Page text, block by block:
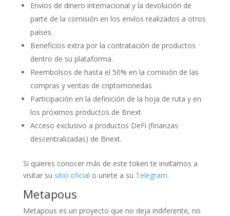
Envíos de dinero internacional y la devolución de
parte de la comisión en los envíos realizados a otros
países.
Beneficios extra por la contratación de productos
dentro de su plataforma.
Reembolsos de hasta el 50% en la comisión de las
compras y ventas de criptomonedas
Participación en la definición de la hoja de ruta y en
los próximos productos de Bnext
Acceso exclusivo a productos DeFi (finanzas
descentralizadas) de Bnext.
Si quieres conocer más de este token te invitamos a
visitar su sitio oficial o unirte a su Telegram.
Metapous
Metapous es un proyecto que no deja indiferente, no